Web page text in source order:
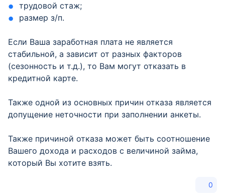
трудовой стаж;
размер з/п.
Если Ваша заработная плата не является
стабильной, а зависит от разных факторов
(сезонность и т.д.), то Вам могут отказать в
кредитной карте.
Также одной из основных причин отказа является
допущение неточности при заполнении анкеты.
Также причиной отказа может быть соотношение
Вашего дохода и расходов с величиной займа,
который Вы хотите взять.
0